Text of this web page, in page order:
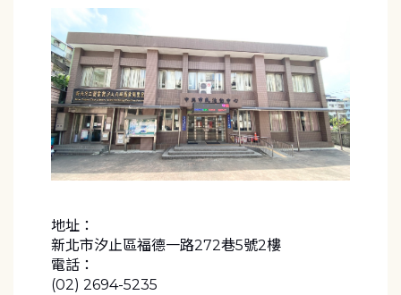
地址：
新北市汐止區福德一路272巷5號2樓
電話：
(02) 2694-5235